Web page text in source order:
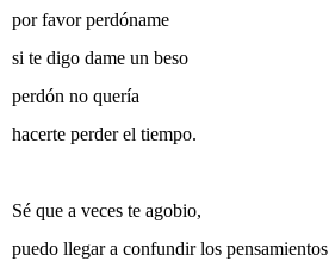
por favor perdóname
si te digo dame un beso
perdón no quería
hacerte perder el tiempo.
Sé que a veces te agobio,
puedo llegar a confundir los pensamientos